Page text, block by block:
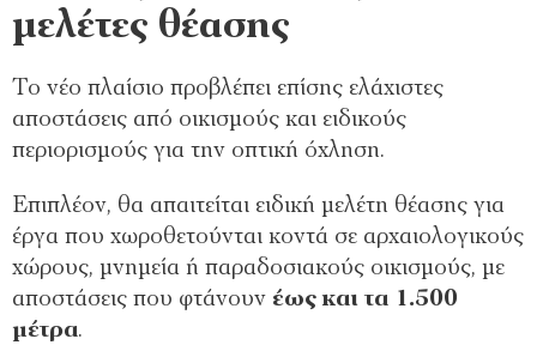
μελέτες θέασης
Το νέο πλαίσιο προβλέπει επίσης ελάχιστες
αποστάσεις από οικισμούς και ειδικούς
περιορισμούς για την οπτική όχληση.
Επιπλέον, θα απαιτείται ειδική μελέτη θέασης για
έργα που χωροθετούνται κοντά σε αρχαιολογικούς
χώρους, μνημεία ή παραδοσιακούς οικισμούς, με
αποστάσεις που φτάνουν έως και τα 1.500
μέτρα.